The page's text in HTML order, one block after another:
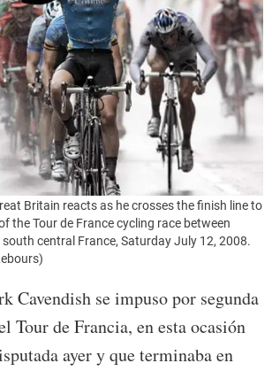
Britain reacts as he crosses the finish line to
the Tour de France cycling race between
south central France, Saturday July 12, 2008.
Cavendish se impuso por segunda
Tour de Francia, en esta ocasión
ayer y que terminaba en